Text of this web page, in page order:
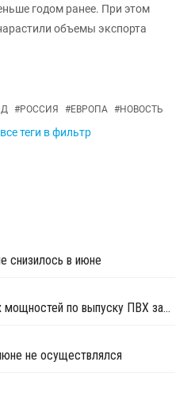
годом ранее. При этом
объемы экспорта
#РОССИЯ #ЕВРОПА #НОВОСТЬ
теги в фильтр
снизилось в июне
Более четверти европейских мощностей по выпуску ПВХ закрыты на ремонт
не осуществлялся